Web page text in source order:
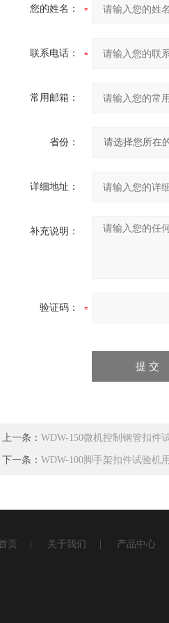
您的姓名：
联系电话：
常用邮箱：
省份：
详细地址：
补充说明：
验证码：
上一条：WDW-150微机控制钢管扣件
下一条：WDW-100脚手架扣件试验机
页 关于我们 产品中心